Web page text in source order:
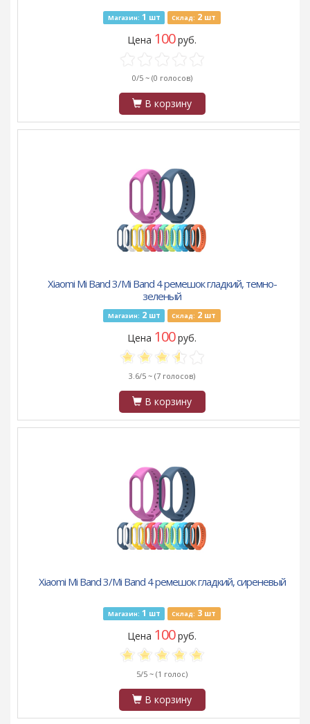
Магазин: 1 шт Склад: 2 шт
Цена 100руб.
0/5 ~ (0 голосов)
В корзину
Xiaomi Mi Band 3/Mi Band 4 ремешок гладкий, темно-
зеленый
Магазин: 2шт Склад: 2 шт
Цена 100руб.
3.6/5 ~ (7 голосов)
В корзину
Xiaomi Mi Band 3/Mi Band 4 ремешок гладкий, сиреневый
Магазин: 1 шт Склад: 3 шт
Цена 100руб.
5/5 ~ (1 голос)
В корзину